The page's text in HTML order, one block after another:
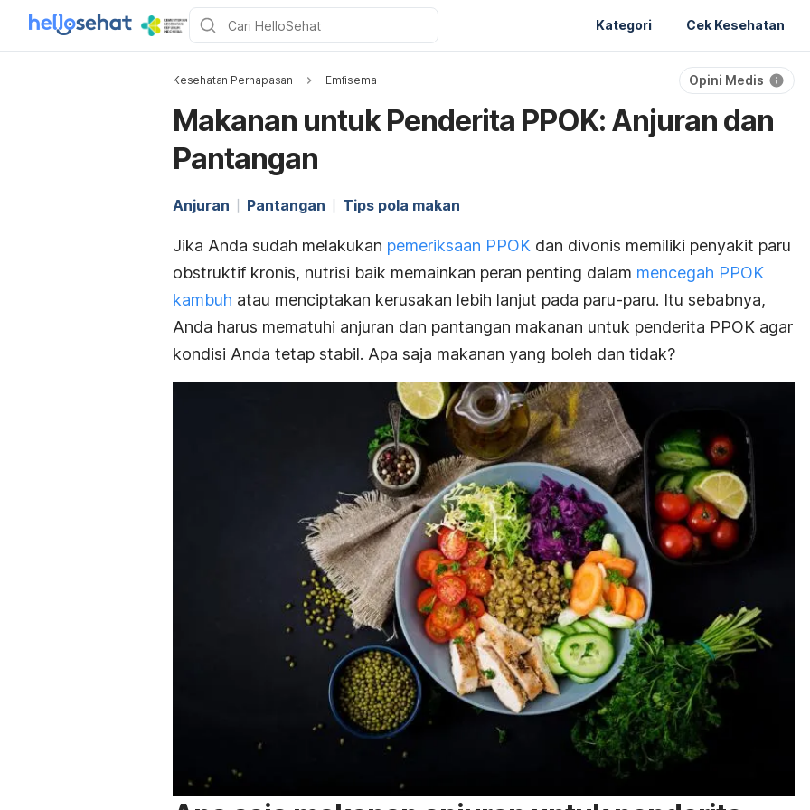
Kategori Cek Kesehatan
Kesehatan Pernapasan Emfisema Opini Medis
Makanan untuk Penderita PPOK: Anjuran dan
Pantangan
Anjuran Pantangan Tips pola makan
Jika Anda sudah melakukan pemeriksaan PPOK dan divonis memiliki penyakit paru
obstruktif kronis, nutrisi baik memainkan peran penting dalam mencegah PPOK
kambuh atau menciptakan kerusakan lebih lanjut pada paru-paru. Itu sebabnya,
Anda harus mematuhi anjuran dan pantangan makanan untuk penderita PPOK agar
kondisi Anda tetap stabil. Apa saja makanan yang boleh dan tidak?